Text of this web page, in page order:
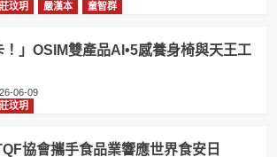
莊玟玥 嚴漢本 童智群
！」OSIM雙產品AI•5感養身椅與天王工
06-09
莊玟玥
協會攜手食品業響應世界食安日